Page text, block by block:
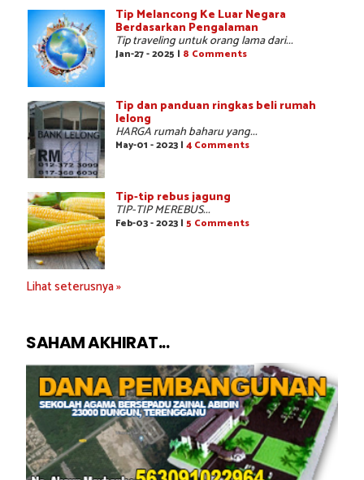
Tip Melancong Ke Luar Negara
Berdasarkan Pengalaman
Tip traveling untuk orang lama dari...
Jan-27 - 2025 | 8 Comments
Tip dan panduan ringkas beli rumah
lelong
HARGA rumah baharu yang...
May-01 - 2023 | 4 Comments
Tip-tip rebus jagung
TIP-TIP MEREBUS...
Feb-03 - 2023 | 5 Comments
Lihat seterusnya »
SAHAM AKHIRAT...